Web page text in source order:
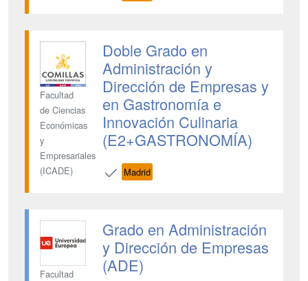
Facultad
de Ciencias
Económicas
y
Empresariales
(ICADE)
Doble Grado en
Administración y
Dirección de Empresas y
en Gastronomía e
Innovación Culinaria
(E2+GASTRONOMÍA)
Madrid
Facultad
Grado en Administración
y Dirección de Empresas
(ADE)